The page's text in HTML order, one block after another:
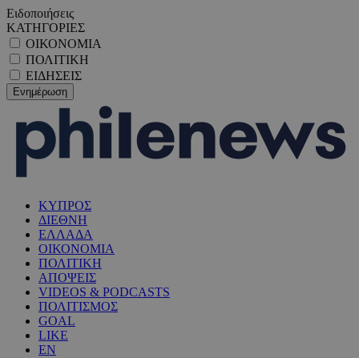
Ειδοποιήσεις
ΚΑΤΗΓΟΡΙΕΣ
ΟΙΚΟΝΟΜΙΑ
ΠΟΛΙΤΙΚΗ
ΕΙΔΗΣΕΙΣ
ΚΥΠΡΟΣ
ΔΙΕΘΝΗ
ΕΛΛΑΔΑ
ΟΙΚΟΝΟΜΙΑ
ΠΟΛΙΤΙΚΗ
ΑΠΟΨΕΙΣ
VIDEOS & PODCASTS
ΠΟΛΙΤΙΣΜΟΣ
GOAL
LIKE
EN